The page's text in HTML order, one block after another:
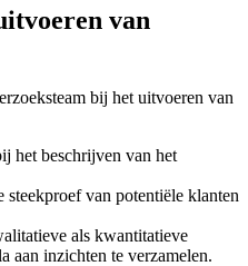
van
bij het uitvoeren van
het beschrijven van het
steekproef van potentiële klanten
als kwantitatieve
aan inzichten te verzamelen.